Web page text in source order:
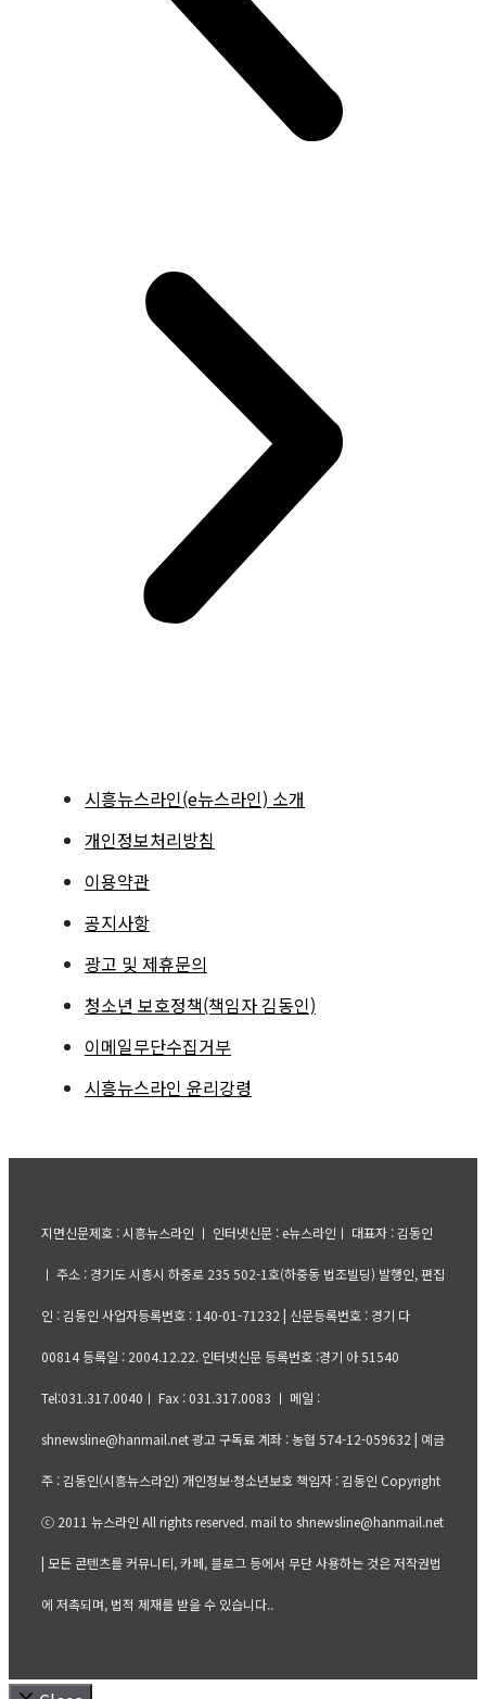
시흥뉴스라인(e뉴스라인) 소개
개인정보처리방침
이용약관
공지사항
광고 및 제휴문의
청소년 보호정책(책임자 김동인)
이메일무단수집거부
시흥뉴스라인 윤리강령
지면신문제호 : 시흥뉴스라인 ㅣ 인터넷신문 : e뉴스라인ㅣ 대표자 : 김동인
ㅣ 주소 : 경기도 시흥시 하중로 235 502-1호(하중동 법조빌딩) 발행인, 편집
인 : 김동인 사업자등록번호 : 140-01-71232 | 신문등록번호 : 경기 다
00814 등록일 : 2004.12.22. 인터넷신문 등록번호 :경기 아 51540
Tel:031.317.0040ㅣ Fax : 031.317.0083 ㅣ 메일 :
shnewsline@hanmail.net 광고 구독료 계좌 : 농협 574-12-059632 | 예금
주 : 김동인(시흥뉴스라인) 개인정보·청소년보호 책임자 : 김동인 Copyright
ⓒ 2011 뉴스라인 All rights reserved. mail to shnewsline@hanmail.net
| 모든 콘텐츠를 커뮤니티, 카페, 블로그 등에서 무단 사용하는 것은 저작권법
에 저촉되며, 법적 제재를 받을 수 있습니다..